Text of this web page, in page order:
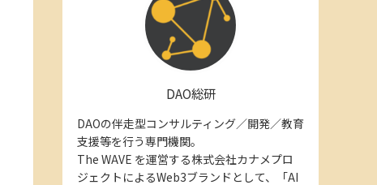
DAO総研
DAOの伴走型コンサルティング／開発／教育
支援等を行う専門機関。
The WAVE を運営する株式会社カナメプロ
ジェクトによるWeb3ブランドとして、「AI